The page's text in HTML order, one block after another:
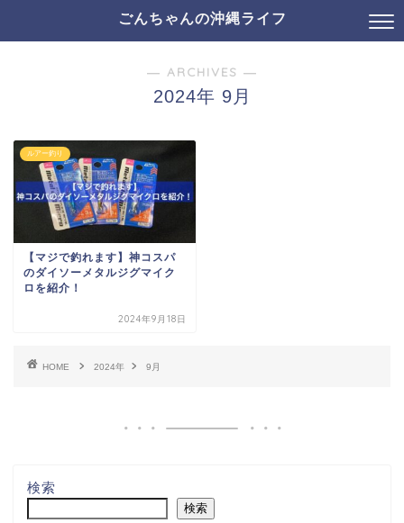
ごんちゃんの沖縄ライフ
― ARCHIVES ―
2024年 9月
ルアー釣り
【マジで釣れます】神コスパ
のダイソーメタルジグマイク
ロを紹介！
2024年9月18日
HOME 2024年 9月
検索
検索